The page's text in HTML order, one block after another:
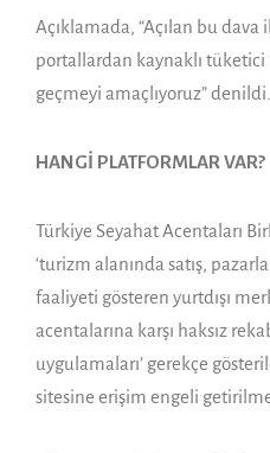
Açıklamada, “Açılan bu dava
portallardan kaynaklı
geçmeyi amaçlıyoruz” denildi.
HANGİ PLATFORMLAR VAR?
Türkiye Seyahat Acentaları
‘turizm alanında satış,
faaliyeti gösteren yurtdışı
acentalarına karşı haksız
uygulamaları’ gerekçe
sitesine erişim engeli